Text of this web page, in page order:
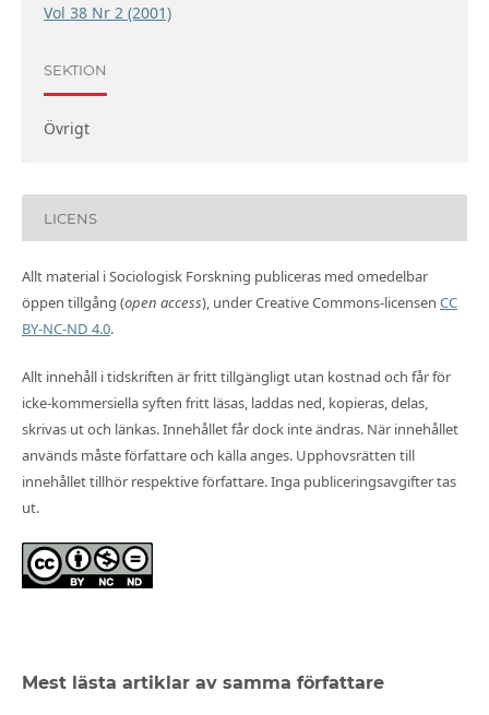
Vol 38 Nr 2 (2001)
SEKTION
Övrigt
LICENS
Allt material i Sociologisk Forskning publiceras med omedelbar
öppen tillgång (open access), under Creative Commons-licensen CC
BY-NC-ND 4.0.
Allt innehåll i tidskriften är fritt tillgängligt utan kostnad och får för
icke-kommersiella syften fritt läsas, laddas ned, kopieras, delas,
skrivas ut och länkas. Innehållet får dock inte ändras. När innehållet
används måste författare och källa anges. Upphovsrätten till
innehållet tillhör respektive författare. Inga publiceringsavgifter tas
ut.
Mest lästa artiklar av samma författare